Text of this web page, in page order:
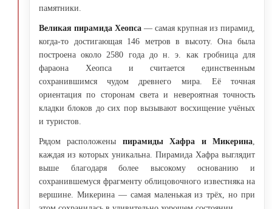
памятники.
Великая пирамида Хеопса — самая крупная из пирамид,
когда-то достигающая 146 метров в высоту. Она была
построена около 2580 года до н. э. как гробница для
фараона Хеопса и считается единственным
сохранившимся чудом древнего мира. Её точная
ориентация по сторонам света и невероятная точность
кладки блоков до сих пор вызывают восхищение учёных
и туристов.
Рядом расположены пирамиды Хафра и Микерина
каждая из которых уникальна. Пирамида Хафра выглядит
выше благодаря более высокому основанию и
сохранившемуся фрагменту облицовочного известняка на
вершине. Микерина — самая маленькая из трёх, но при